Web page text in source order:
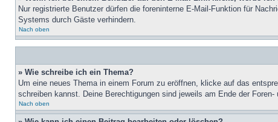
Nur registrierte Benutzer dürfen die foreninterne E-Mail-Funktion für
Systems durch Gäste verhindern.
Nach oben
» Wie schreibe ich ein Thema?
Um eine neues Thema in einem Forum zu eröffnen, klicke auf das
schreiben kannst. Deine Berechtigungen sind jeweils am Ende der
Nach oben